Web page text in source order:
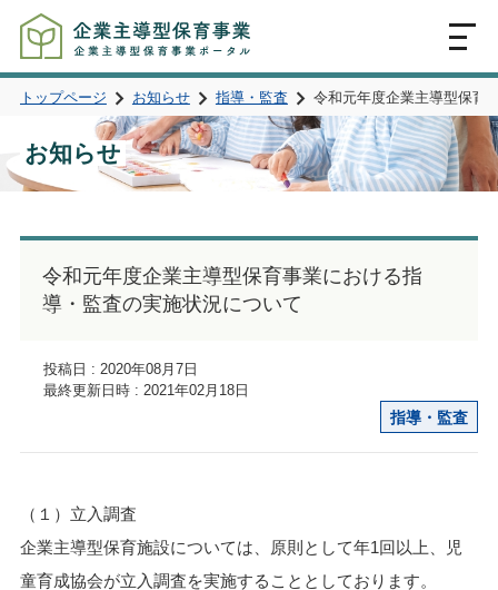
MENU
トップページ お知らせ 指導・監査 令和元年度企業主導型保育
お知らせ
令和元年度企業主導型保育事業における指
導・監査の実施状況について
投稿日 : 2020年08月7日
最終更新日時 : 2021年02月18日
指導・監査
（１）立入調査
企業主導型保育施設については、原則として年1回以上、児
童育成協会が立入調査を実施することとしております。